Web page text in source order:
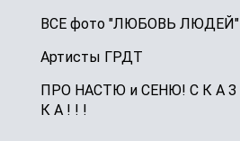
ВСЕ фото "ЛЮБОВЬ ЛЮДЕЙ"
Артисты ГРДТ
ПРО НАСТЮ и СЕНЮ! С К А З
К А ! ! !